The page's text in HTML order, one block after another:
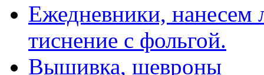
Ежедневники, нанесем
тиснение с фольгой.
Вышивка, шевроны